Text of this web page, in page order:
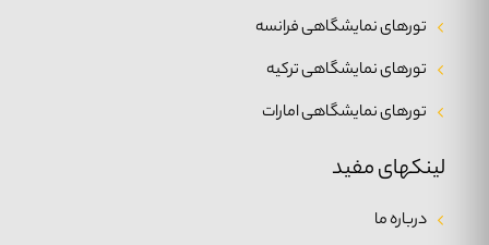
لینکهای مفید
درباره ما
تورهای نمایشگاهی فرانسه
تورهای نمایشگاهی ترکیه
تورهای نمایشگاهی امارات